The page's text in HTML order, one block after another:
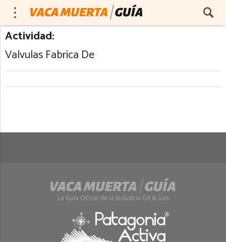
Actividad:
Valvulas Fabrica De
La Guía Oficial de la Industria Oil & Gas